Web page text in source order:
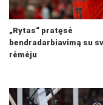
„Rytas“ pratęsė
bendradarbiavimą su
rėmėju